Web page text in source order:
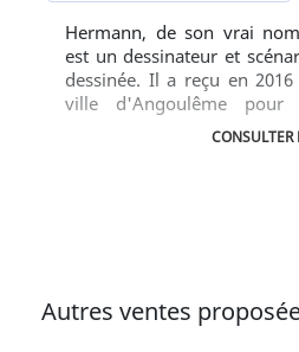
Hermann, de son vrai
est un dessinateur et
dessinée. Il a reçu en
ville d'Angoulême pour
Autres ventes